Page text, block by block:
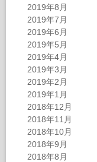
2019年8月
2019年7月
2019年6月
2019年5月
2019年4月
2019年3月
2019年2月
2019年1月
2018年12月
2018年11月
2018年10月
2018年9月
2018年8月